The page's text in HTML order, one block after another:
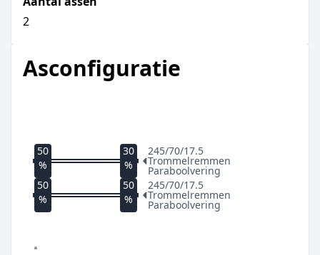
2
Asconfiguratie
50
%
30
%
245/70/17.5
Trommelremmen
Paraboolvering
50
%
50
%
245/70/17.5
Trommelremmen
Paraboolvering